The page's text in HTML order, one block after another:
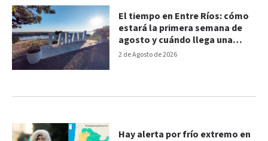
2 de Agosto de 2026
El tiempo en Entre Ríos: cómo
estará la primera semana de
agosto y cuándo llega una
fuerte irrupción de aire frío
Hay alerta por frío extremo en